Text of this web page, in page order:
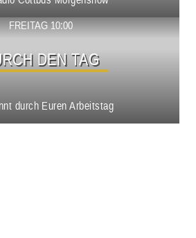
FREITAG 10:00
DEN TAG
durch Euren Arbeitstag